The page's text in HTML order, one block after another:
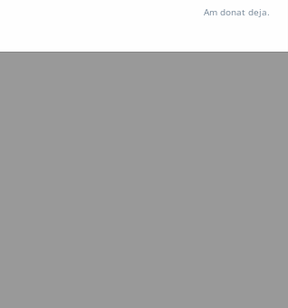
Hosterion
Am donat deja.